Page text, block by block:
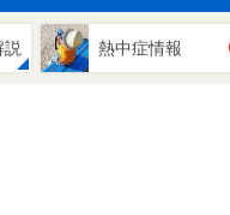
熱中症情報